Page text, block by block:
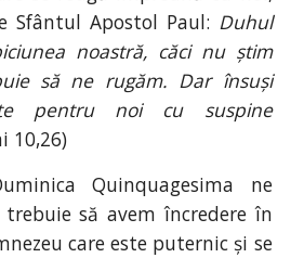
Sfântul Apostol Paul: Duhul
noastră, căci nu știm
să ne rugăm. Dar însuși
pentru noi cu suspine
10,26)
Quinquagesima ne
să avem încredere în
care este puternic și se